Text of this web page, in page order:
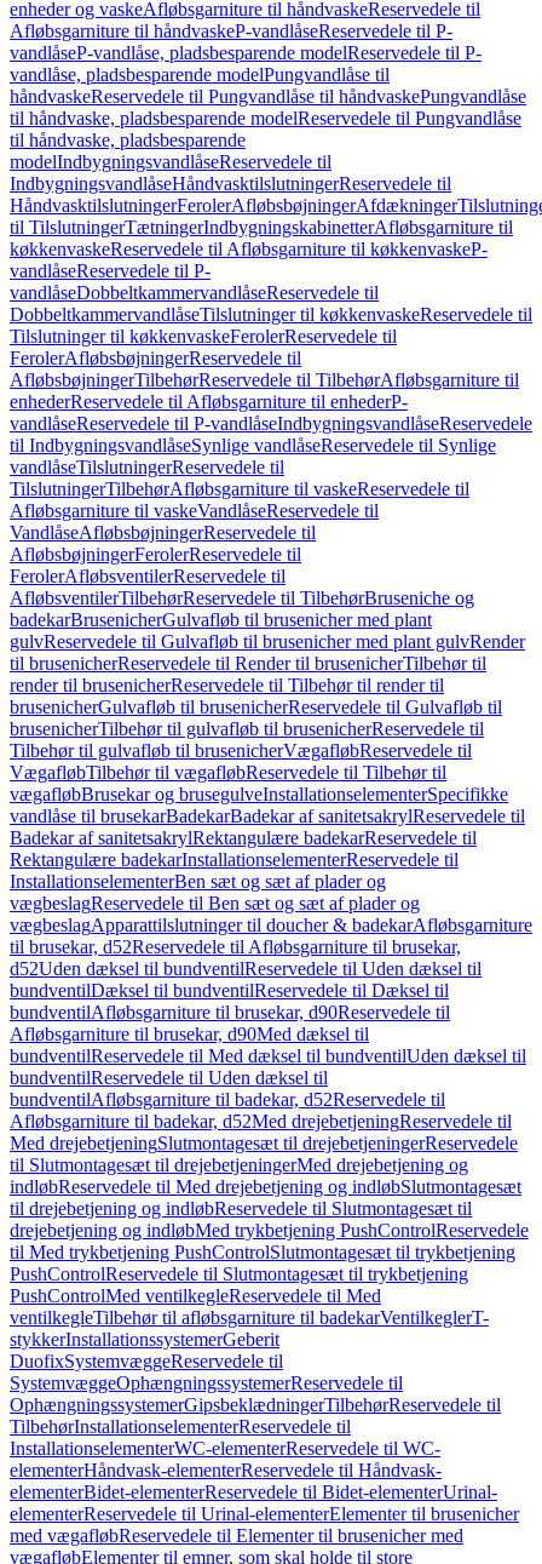
enheder og vaskeAfløbsgarniture til håndvaskeReservedele til
Afløbsgarniture til håndvaskeP-vandlåseReservedele til P-
vandlåseP-vandlåse, pladsbesparende modelReservedele til P-
vandlåse, pladsbesparende modelPungvandlåse til
håndvaskeReservedele til Pungvandlåse til håndvaskePungvandlåse
til håndvaske, pladsbesparende modelReservedele til Pungvandlåse
til håndvaske, pladsbesparende
modelIndbygningsvandlåseReservedele til
IndbygningsvandlåseHåndvasktilslutningerReservedele til
HåndvasktilslutningerFerolerAfløbsbøjningerAfdækninger
til TilslutningerTætningerIndbygningskabinetterAfløbsgarniture til
køkkenvaskeReservedele til Afløbsgarniture til køkkenvaskeP-
vandlåseReservedele til P-
vandlåseDobbeltkammervandlåseReservedele til
DobbeltkammervandlåseTilslutninger til køkkenvaskeReservedele til
Tilslutninger til køkkenvaskeFerolerReservedele til
FerolerAfløbsbøjningerReservedele til
AfløbsbøjningerTilbehørReservedele til TilbehørAfløbsgarniture til
enhederReservedele til Afløbsgarniture til enhederP-
vandlåseReservedele til P-vandlåseIndbygningsvandlåseReservedele
til IndbygningsvandlåseSynlige vandlåseReservedele til Synlige
vandlåseTilslutningerReservedele til
TilslutningerTilbehørAfløbsgarniture til vaskeReservedele til
Afløbsgarniture til vaskeVandlåseReservedele til
VandlåseAfløbsbøjningerReservedele til
AfløbsbøjningerFerolerReservedele til
FerolerAfløbsventilerReservedele til
AfløbsventilerTilbehørReservedele til TilbehørBruseniche og
badekarBrusenicherGulvafløb til brusenicher med plant
gulvReservedele til Gulvafløb til brusenicher med plant gulvRender
til brusenicherReservedele til Render til brusenicherTilbehør til
render til brusenicherReservedele til Tilbehør til render til
brusenicherGulvafløb til brusenicherReservedele til Gulvafløb til
brusenicherTilbehør til gulvafløb til brusenicherReservedele til
Tilbehør til gulvafløb til brusenicherVægafløbReservedele til
VægafløbTilbehør til vægafløbReservedele til Tilbehør til
vægafløbBrusekar og brusegulveInstallationselementerSpecifikke
vandlåse til brusekarBadekarBadekar af sanitetsakrylReservedele til
Badekar af sanitetsakrylRektangulære badekarReservedele til
Rektangulære badekarInstallationselementerReservedele til
InstallationselementerBen sæt og sæt af plader og
vægbeslagReservedele til Ben sæt og sæt af plader og
vægbeslagApparattilslutninger til doucher & badekarAfløbsgarniture
til brusekar, d52Reservedele til Afløbsgarniture til brusekar,
d52Uden dæksel til bundventilReservedele til Uden dæksel til
bundventilDæksel til bundventilReservedele til Dæksel til
bundventilAfløbsgarniture til brusekar, d90Reservedele til
Afløbsgarniture til brusekar, d90Med dæksel til
bundventilReservedele til Med dæksel til bundventilUden dæksel til
bundventilReservedele til Uden dæksel til
bundventilAfløbsgarniture til badekar, d52Reservedele til
Afløbsgarniture til badekar, d52Med drejebetjeningReservedele til
Med drejebetjeningSlutmontagesæt til drejebetjeningerReservedele
til Slutmontagesæt til drejebetjeningerMed drejebetjening og
indløbReservedele til Med drejebetjening og indløbSlutmontagesæt
til drejebetjening og indløbReservedele til Slutmontagesæt til
drejebetjening og indløbMed trykbetjening PushControlReservedele
til Med trykbetjening PushControlSlutmontagesæt til trykbetjening
PushControlReservedele til Slutmontagesæt til trykbetjening
PushControlMed ventilkegleReservedele til Med
ventilkegleTilbehør til afløbsgarniture til badekarVentilkeglerT-
stykkerInstallationssystemerGeberit
DuofixSystemvæggeReservedele til
SystemvæggeOphængningssystemerReservedele til
OphængningssystemerGipsbeklædningerTilbehørReservedele til
TilbehørInstallationselementerReservedele til
InstallationselementerWC-elementerReservedele til WC-
elementerHåndvask-elementerReservedele til Håndvask-
elementerBidet-elementerReservedele til Bidet-elementerUrinal-
elementerReservedele til Urinal-elementerElementer til brusenicher
med vægafløbReservedele til Elementer til brusenicher med
vægafløbElementer til emner, som skal holde til store